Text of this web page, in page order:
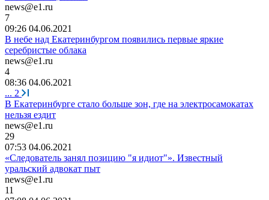
news@e1.ru
7
09:26 04.06.2021
В небе над Екатеринбургом появились первые яркие
серебристые облака
news@e1.ru
4
08:36 04.06.2021
... 2
В Екатеринбурге стало больше зон, где на электросамокатах
нельзя ездит
news@e1.ru
29
07:53 04.06.2021
«Следователь занял позицию "я идиот"». Известный
уральский адвокат пыт
news@e1.ru
11